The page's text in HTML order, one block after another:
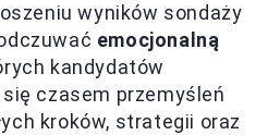
wyników sondaży
emocjonalną
kandydatów
czasem przemyśleń
kroków, strategii oraz